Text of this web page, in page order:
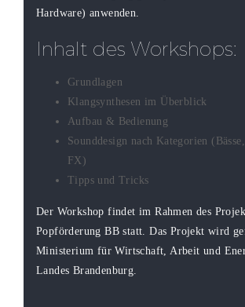
Hardware) anwenden.
Inhalt des Workshops:
Grundlagen
Klangsynthesen im Überblick
Aufbau & Bedienung
Sounddesign nach Kategorien
FX)
Tipps und Tricks
Der Workshop findet im Rahmen des
Popförderung BB statt. Das Projekt wird
Ministerium für Wirtschaft, Arbeit und
Landes Brandenburg.